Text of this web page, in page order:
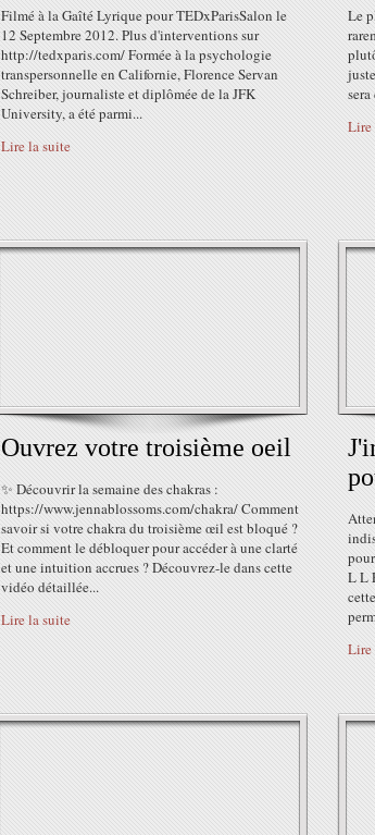
Filmé à la Gaîté Lyrique pour TEDxParisSalon le
12 Septembre 2012. Plus d'interventions sur
http://tedxparis.com/ Formée à la psychologie
transpersonnelle en Californie, Florence Servan
Schreiber, journaliste et diplômée de la JFK
University, a été parmi...
Lire la suite
Le
Lire
Ouvrez votre troisième oeil
✨ Découvrir la semaine des chakras :
https://www.jennablossoms.com/chakra/ Comment
savoir si votre chakra du troisième œil est bloqué ?
Et comment le débloquer pour accéder à une clarté
et une intuition accrues ? Découvrez-le dans cette
vidéo détaillée...
Lire la suite
L L
Lire